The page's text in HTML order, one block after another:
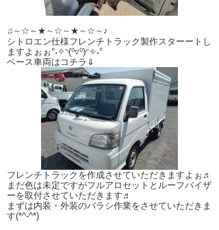
♫～☆～★～☆～★～☆～♪
シトロエン仕様フレンチトラック製作スターートし
ますよぉぉ°˖✧◝(⁰▿⁰)◜✧˖°
ベース車両はコチラ⇓
フレンチトラックを作成させていただきますよぉ♬
まだ色は未定ですがフルアロセットとルーフバイザ
ーを取付させていただきます♬
まずは内装・外装のバラシ作業をさせていただきま
す(*^-^*)